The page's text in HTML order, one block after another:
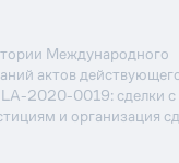
Международного
актов
LA-2020-0019: сделки с
и организация